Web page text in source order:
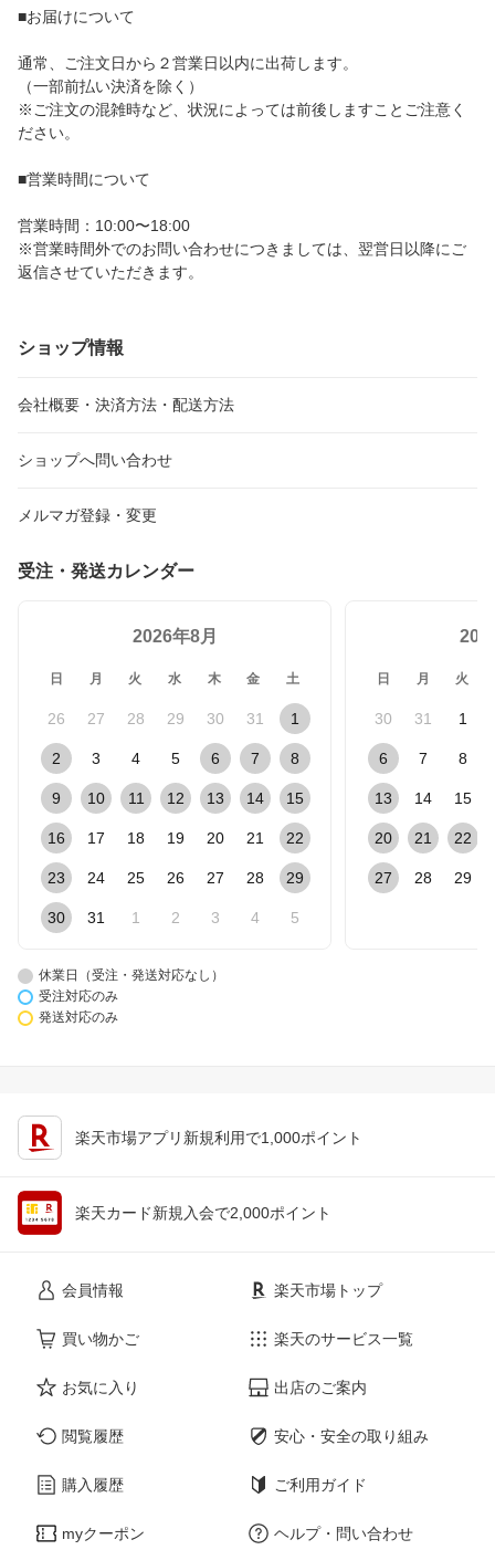
■お届けについて
通常、ご注文日から２営業日以内に出荷します。
（一部前払い決済を除く）
※ご注文の混雑時など、状況によっては前後しますことご注意く
ださい。
■営業時間について
営業時間：10:00〜18:00
※営業時間外でのお問い合わせにつきましては、翌営日以降にご
返信させていただきます。
ショップ情報
会社概要・決済方法・配送方法
ショップへ問い合わせ
メルマガ登録・変更
受注・発送カレンダー
2026年8月
日 月 火 水 木 金 土
26 27 28 29 30 31 1
2 3 4 5 6 7 8
9 10 11 12 13 14 15
16 17 18 19 20 21 22
23 24 25 26 27 28 29
30 31 1 2 3 4 5
日 月 火
30 31 1
6 7 8
13 14 15
20 21 22
27 28 29
休業日（受注・発送対応なし）
受注対応のみ
発送対応のみ
楽天市場アプリ新規利用で1,000ポイント
楽天カード新規入会で2,000ポイント
会員情報
買い物かご
お気に入り
閲覧履歴
購入履歴
myクーポン
楽天市場トップ
楽天のサービス一覧
出店のご案内
安心・安全の取り組み
ご利用ガイド
ヘルプ・問い合わせ